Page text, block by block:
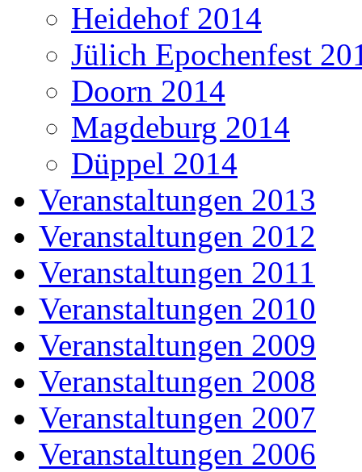
Heidehof 2014
Jülich Epochenfest
Doorn 2014
Magdeburg 2014
Düppel 2014
Veranstaltungen 2013
Veranstaltungen 2012
Veranstaltungen 2011
Veranstaltungen 2010
Veranstaltungen 2009
Veranstaltungen 2008
Veranstaltungen 2007
Veranstaltungen 2006